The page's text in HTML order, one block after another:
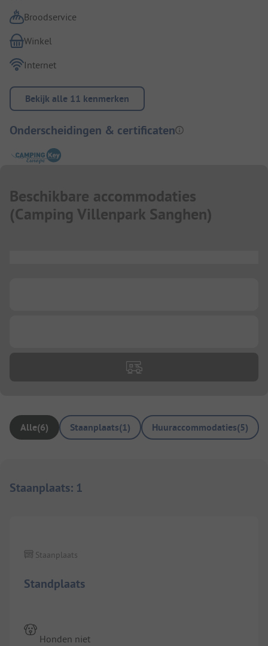
Broodservice
Winkel
Internet
Bekijk alle 11 kenmerken
Onderscheidingen & certificaten
Beschikbare accommodaties
(Camping Villenpark Sanghen)
Alle(6) Staanplaats(1) Huuraccommodaties(5)
Staanplaats: 1
Standplaats
Staanplaats
Honden niet